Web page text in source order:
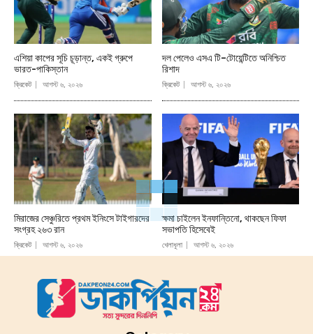
এশিয়া কাপের সূচি চূড়ান্ত, একই গ্রুপে
ভারত-পাকিস্তান
ক্রিকেট আগস্ট ৬, ২০২৬
দল পেলেও এসএ টি–টোয়েন্টিতে অনিশ্চিত
রিশাদ
ক্রিকেট আগস্ট ৬, ২০২৬
মিরাজের সেঞ্চুরিতে প্রথম ইনিংসে টাইগারদের
সংগ্রহ ২৬৩ রান
ক্রিকেট আগস্ট ৬, ২০২৬
ক্ষমা চাইলেন ইনফান্তিনো, থাকছেন ফিফা
সভাপতি হিসেবেই
খেলাধূলা আগস্ট ৬, ২০২৬